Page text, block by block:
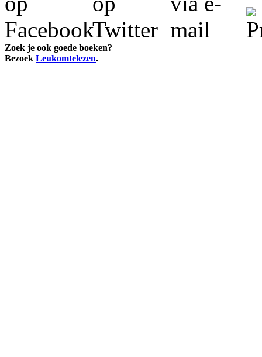
Zoek je ook goede boeken?
Bezoek Leukomtelezen.